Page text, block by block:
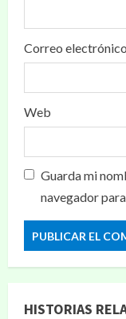
Correo electrónico
Web
Guarda mi
navegador
HISTORIAS